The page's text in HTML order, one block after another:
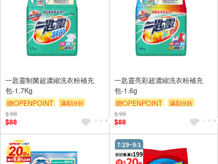
一匙靈制菌超濃縮洗衣粉補充
包-1.7Kg
贈OPENPOINT
滿額9折
贈$200
$ 99
$88
一匙靈亮彩超濃縮洗衣粉補充
包-1.6g
贈OPENPOINT
滿額9折
贈$200
$ 99
$88